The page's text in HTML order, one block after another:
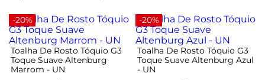
-20%
Toalha De Rosto Tóquio G3
Toque Suave Altenburg
Marrom - UN
-20%
Toalha De Rosto Tóquio G3
Toque Suave Altenburg Azul
- UN